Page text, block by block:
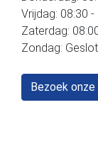
Vrijdag: 08:30 -
Zaterdag:
Zondag:
Bezoek